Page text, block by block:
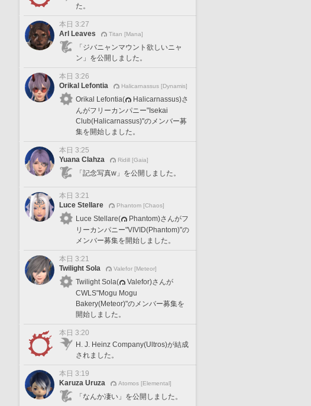
た。
本日 3:27
Arl Leaves
Titan [Mana]
「ジバニャンマウント欲しいニャ
ン」を公開しました。
本日 3:26
Orikal Lefontia
Halicarnassus [Dynamis]
Orikal Lefontia(
Halicarnassus)さ
んがフリーカンパニー"Isekai
Club(Halicarnassus)"のメンバー募
集を開始しました。
本日 3:25
Yuana Clahza
Ridill [Gaia]
「記念写真w」を公開しました。
本日 3:21
Luce Stellare
Phantom [Chaos]
Luce Stellare(
Phantom)さんがフ
リーカンパニー"VIVID(Phantom)"の
メンバー募集を開始しました。
本日 3:21
Twilight Sola
Valefor [Meteor]
Twilight Sola(
Valefor)さんが
CWLS"Mogu Mogu
Bakery(Meteor)"のメンバー募集を
開始しました。
本日 3:20
H. J. Heinz Company(Ultros)が結成
されました。
本日 3:19
Karuza Uruza
Atomos [Elemental]
「なんか凄い」を公開しました。